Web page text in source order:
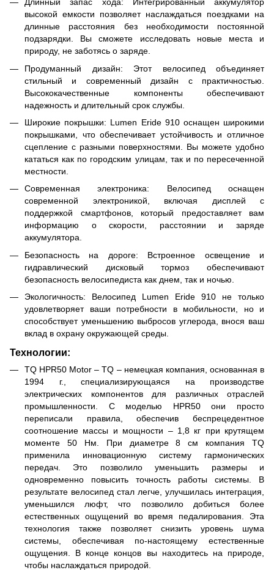
Длинный запас хода: Интегрированный аккумулятор
высокой емкости позволяет наслаждаться поездками на
длинные расстояния без необходимости постоянной
подзарядки. Вы сможете исследовать новые места и
природу, не заботясь о заряде.
Продуманный дизайн: Этот велосипед объединяет
стильный и современный дизайн с практичностью.
Высококачественные компоненты обеспечивают
надежность и длительный срок службы.
Широкие покрышки: Lumen Eride 910 оснащен широкими
покрышками, что обеспечивает устойчивость и отличное
сцепление с разными поверхностями. Вы можете удобно
кататься как по городским улицам, так и по пересеченной
местности.
Современная электроника: Велосипед оснащен
современной электроникой, включая дисплей с
поддержкой смартфонов, который предоставляет вам
информацию о скорости, расстоянии и заряде
аккумулятора.
Безопасность на дороге: Встроенное освещение и
гидравлический дисковый тормоз обеспечивают
безопасность велосипедиста как днем, так и ночью.
Экологичность: Велосипед Lumen Eride 910 не только
удовлетворяет ваши потребности в мобильности, но и
способствует уменьшению выбросов углерода, внося ваш
вклад в охрану окружающей среды.
Технологии:
TQ HPR50 Motor – TQ – немецкая компания, основанная в
1994 г., специализирующаяся на производстве
электрических компонентов для различных отраслей
промышленности. С моделью HPR50 они просто
переписали правила, обеспечив беспрецедентное
соотношение массы и мощности – 1,8 кг при крутящем
моменте 50 Нм. При диаметре 8 см компания TQ
применила инновационную систему гармонических
передач. Это позволило уменьшить размеры и
одновременно повысить точность работы системы. В
результате велосипед стал легче, улучшилась интеграция,
уменьшился люфт, что позволило добиться более
естественных ощущений во время педалирования. Эта
технология также позволяет снизить уровень шума
системы, обеспечивая по-настоящему естественные
ощущения. В конце концов вы находитесь на природе,
чтобы наслаждаться природой.